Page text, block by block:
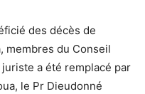
des décès de
membres du Conseil
a été remplacé par
le Pr Dieudonné